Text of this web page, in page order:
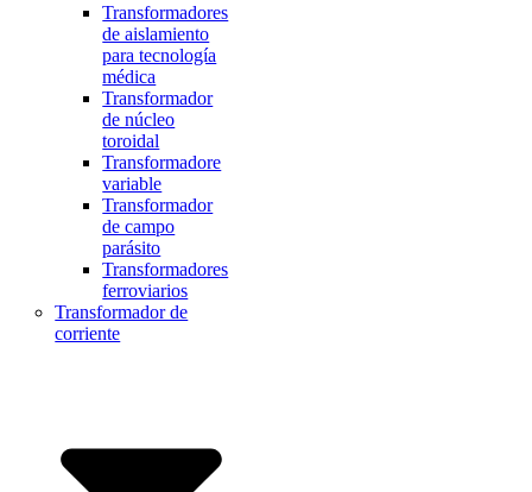
Transformadores
de aislamiento
para tecnología
médica
Transformador
de núcleo
toroidal
Transformadore
variable
Transformador
de campo
parásito
Transformadores
ferroviarios
Transformador de
corriente